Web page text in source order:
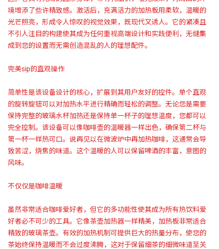
境增添了些许精致感。激活后，充满活力的加热板用柔软，温暖的
光芒照亮，形成令人惊叹的视觉效果，既现代又诱人。它的紧凑且
不引人注目的构建使其成为任何重视高端设计和实践便利，无缝集
成到您的设置而无需创造混乱的人的理想配件。
完美sip的直观操作
简单性是该设备设计的核心，扩展到其用户友好的控件。单个直观
的旋转旋钮可以对加热水平进行精确而轻松的调整。无论您是需要
保持完整的玻璃水杯加热还是保持单一杯子的理想温度，您都可以
完全控制。该设备可以像咖啡壶的温暖器一样出色，确保第二杯与
第一杯一样热可口。说再见以在微波炉中再加热咖啡，这通常会导
致苦涩，烧焦的味道。这个温暖的人可以保留啤酒的丰富，意图的
风味。
不仅仅是咖啡温暖
虽然非常适合咖啡爱好者，但它的多功能性使其成为所有热饮料爱
好者必不可少的工具。它像茶壶加热器一样精美，加热板非常适合
精致的玻璃茶壶。有效的加热机制可提供巨大的热量分布，使您的
茶始终保持温暖而不会过度沸腾，这对于保留细茶的细微味道至关